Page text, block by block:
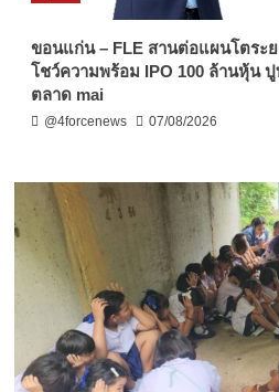
ขอนแก่น – FLE สานต่อแผนโตระ
โชว์ความพร้อม IPO 100 ล้านหุ้น
ตลาด mai
@4forcenews 07/08/2026